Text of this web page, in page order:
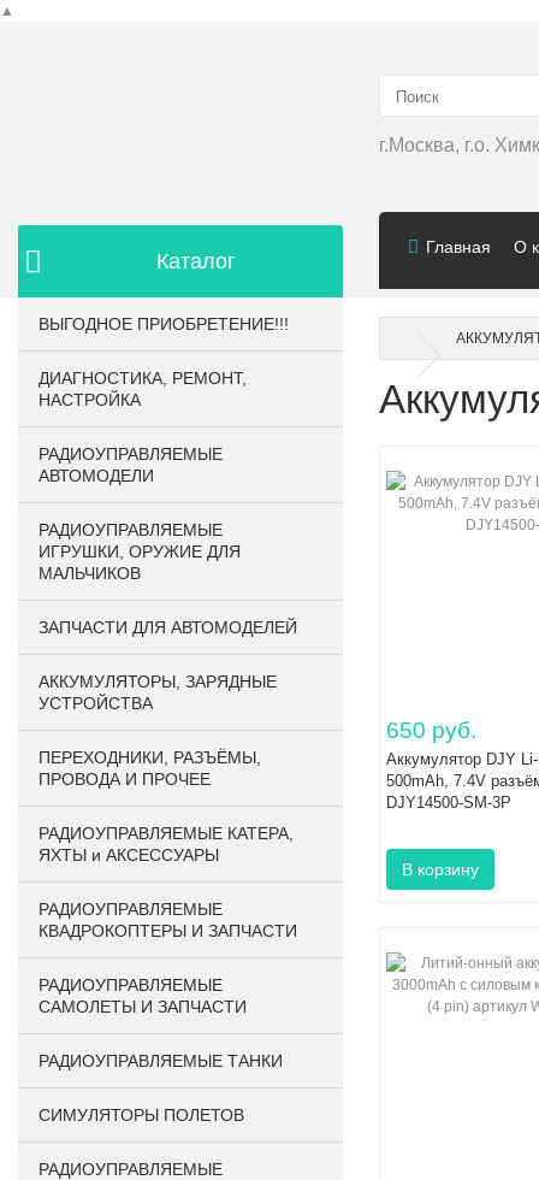
▲
г.Москва, г.о.
Главная О
Каталог
ВЫГОДНОЕ ПРИОБРЕТЕНИЕ!!!
ДИАГНОСТИКА, РЕМОНТ,
НАСТРОЙКА
РАДИОУПРАВЛЯЕМЫЕ
АВТОМОДЕЛИ
РАДИОУПРАВЛЯЕМЫЕ
ИГРУШКИ, ОРУЖИЕ ДЛЯ
МАЛЬЧИКОВ
ЗАПЧАСТИ ДЛЯ АВТОМОДЕЛЕЙ
АККУМУЛЯТОРЫ, ЗАРЯДНЫЕ
УСТРОЙСТВА
ПЕРЕХОДНИКИ, РАЗЪЁМЫ,
ПРОВОДА И ПРОЧЕЕ
РАДИОУПРАВЛЯЕМЫЕ КАТЕРА,
ЯХТЫ и АКСЕССУАРЫ
РАДИОУПРАВЛЯЕМЫЕ
КВАДРОКОПТЕРЫ И ЗАПЧАСТИ
РАДИОУПРАВЛЯЕМЫЕ
САМОЛЕТЫ И ЗАПЧАСТИ
РАДИОУПРАВЛЯЕМЫЕ ТАНКИ
СИМУЛЯТОРЫ ПОЛЕТОВ
РАДИОУПРАВЛЯЕМЫЕ
650 руб.
Аккумулятор DJY
500mAh, 7.4V
DJY14500-SM-3P